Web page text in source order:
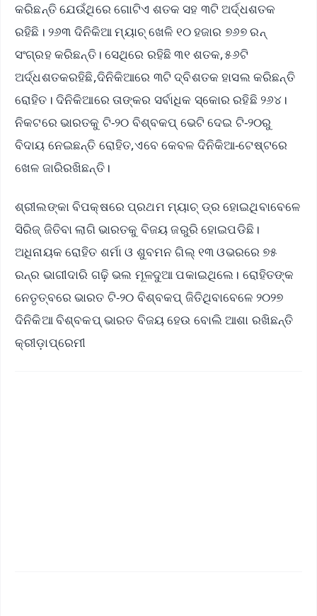
କରିଛନ୍ତି ଯେଉଁଥିରେ ଗୋଟିଏ ଶତକ ସହ ୩ଟି ଅର୍ଦ୍ଧଶତକ
ରହିଛି। ୨୬୩ ଦିନିକିଆ ମ୍ୟାଚ୍ ଖେଳି ୧୦ ହଜାର ୭୬୭ ରନ୍
ସଂଗ୍ରହ କରିଛନ୍ତି। ସେଥିରେ ରହିଛି ୩୧ ଶତକ,୫୬ଟି
ଅର୍ଦ୍ଧଶତକରହିଛି,ଦିନିକିଆରେ ୩ଟି ଦ୍ବିଶତକ ହାସଲ କରିଛନ୍ତି
ରୋହିତ। ଦିନିକିଆରେ ତାଙ୍କର ସର୍ବାଧିକ ସ୍କୋର ରହିଛି ୨୬୪।
ନିକଟରେ ଭାରତକୁ ଟି-୨୦ ବିଶ୍ବକପ୍ ଭେଟି ଦେଇ ଟି-୨୦ରୁ
ବିଦାୟ ନେଇଛନ୍ତି ରୋହିତ,ଏବେ କେବଳ ଦିନିକିଆ-ଟେଷ୍ଟରେ
ଖେଳ ଜାରିରଖିଛନ୍ତି।
ଶ୍ରୀଲଙ୍କା ବିପକ୍ଷରେ ପ୍ରଥମ ମ୍ୟାଚ୍ ଡ୍ର ହୋଇଥିବାବେଳେ
ସିରିଜ୍ ଜିତିବା ଲାଗି ଭାରତକୁ ବିଜୟ ଜରୁରି ହୋଇପଡିଛି।
ଅଧିନାୟକ ରୋହିତ ଶର୍ମା ଓ ଶୁବମନ ଗିଲ୍‌ ୧୩ ଓଭରରେ ୭୫
ରନ୍‌ର ଭାଗୀଦାରି ଗଢ଼ି ଭଲ ମୂଳଦୁଆ ପକାଇଥିଲେ। ରୋହିତଙ୍କ
ନେତୃତ୍ବରେ ଭାରତ ଟି-୨୦ ବିଶ୍ବକପ୍ ଜିତିଥିବାବେଳେ ୨୦୨୭
ଦିନିକିଆ ବିଶ୍ବକପ୍ ଭାରତ ବିଜୟ ହେଉ ବୋଲି ଆଶା ରଖିଛନ୍ତି
କ୍ରୀଡ଼ାପ୍ରେମୀ